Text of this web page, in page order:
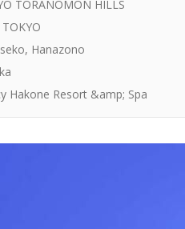
TORANOMON HILLS
Hanazono
Hakone Resort &amp; Spa